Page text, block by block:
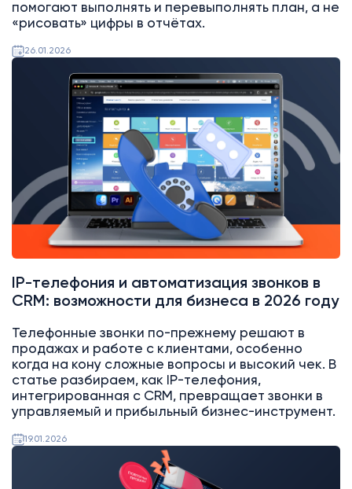
помогают выполнять и перевыполнять план, а не
«рисовать» цифры в отчётах.
26.01.2026
Битрикс24
Интеграции
IP-телефония и автоматизация звонков в
CRM: возможности для бизнеса в 2026 году
Телефонные звонки по-прежнему решают в
продажах и работе с клиентами, особенно
когда на кону сложные вопросы и высокий чек. В
статье разбираем, как IP-телефония,
интегрированная с CRM, превращает звонки в
управляемый и прибыльный бизнес-инструмент.
19.01.2026